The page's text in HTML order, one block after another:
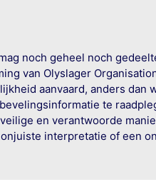
noch geheel noch
van Olyslager
aanvaard, anders
te
en verantwoorde
interpretatie of een